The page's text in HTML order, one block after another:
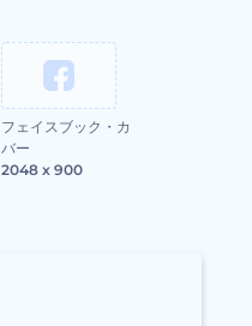
フェイスブック・カ
バー
2048 x 900